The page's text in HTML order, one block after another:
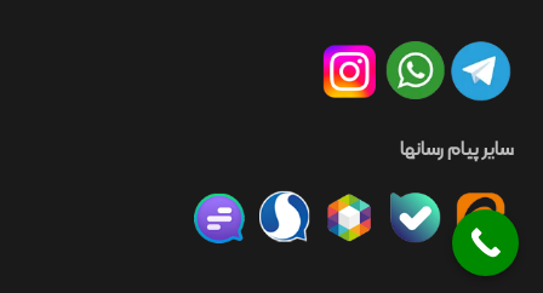
سایر پیام رسانها